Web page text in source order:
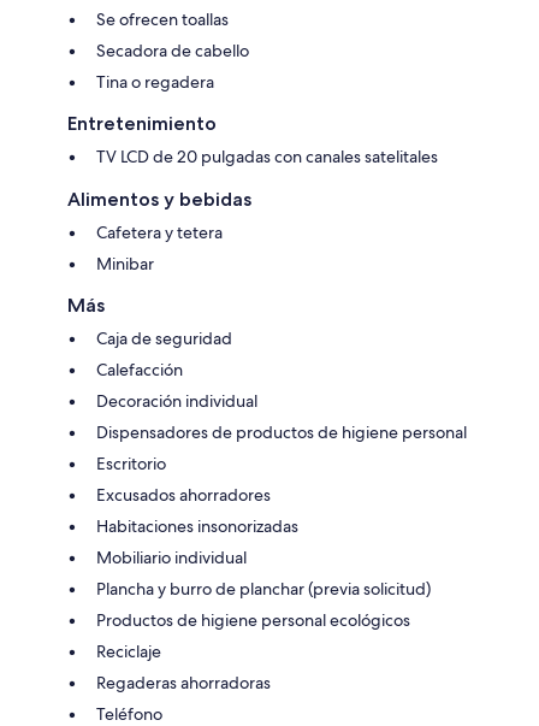
Se ofrecen toallas
Secadora de cabello
Tina o regadera
Entretenimiento
TV LCD de 20 pulgadas con canales satelitales
Alimentos y bebidas
Cafetera y tetera
Minibar
Más
Caja de seguridad
Calefacción
Decoración individual
Dispensadores de productos de higiene personal
Escritorio
Excusados ahorradores
Habitaciones insonorizadas
Mobiliario individual
Plancha y burro de planchar (previa solicitud)
Productos de higiene personal ecológicos
Reciclaje
Regaderas ahorradoras
Teléfono